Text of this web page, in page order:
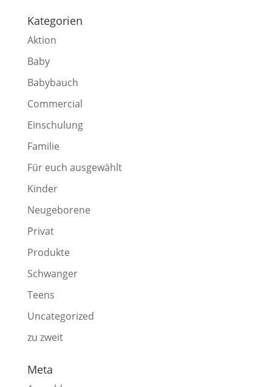
Kategorien
Aktion
Baby
Babybauch
Commercial
Einschulung
Familie
Für euch ausgewählt
Kinder
Neugeborene
Privat
Produkte
Schwanger
Teens
Uncategorized
zu zweit
Meta